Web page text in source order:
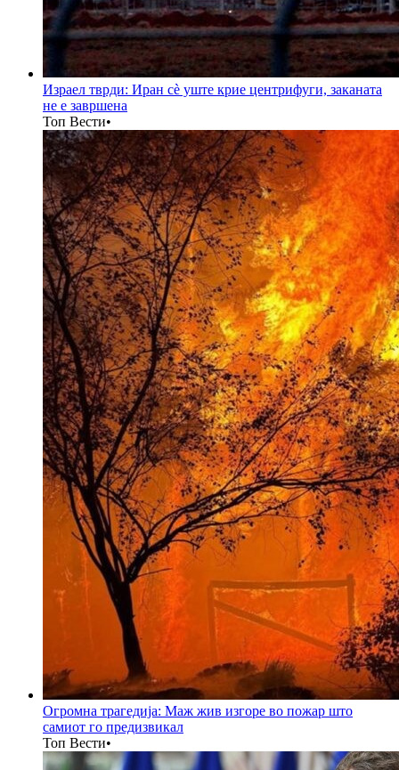
Израел тврди: Иран сè уште крие центрифуги, заканата
не е завршена
Топ Вести•
Огромна трагедија: Маж жив изгоре во пожар што
самиот го предизвикал
Топ Вести•